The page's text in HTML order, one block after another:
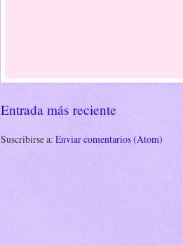
Entrada más reciente
Suscribirse a: Enviar comentarios (Atom)